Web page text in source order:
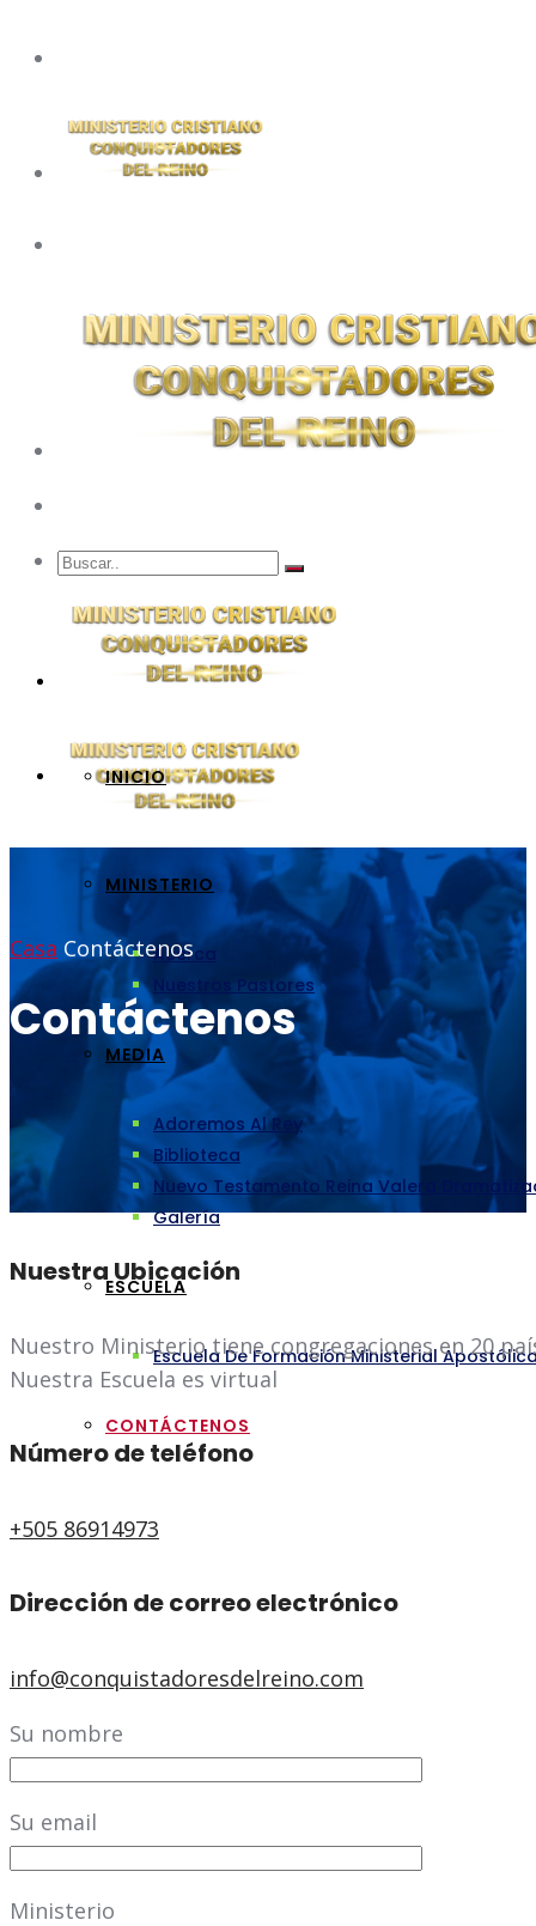
INICIO
MINISTERIO
Acerca
Nuestros Pastores
MEDIA
Adoremos Al Rey
Biblioteca
Nuevo Testamento Reina Valera
Galería
ESCUELA
Escuela De Formación Ministerial
CONTÁCTENOS
Casa Contáctenos
Contáctenos
Nuestra Ubicación
Nuestro Ministerio tiene congregaciones en 20
Nuestra Escuela es virtual
Número de teléfono
+505 86914973
Dirección de correo electrónico
info@conquistadoresdelreino.com
Su nombre
Su email
Ministerio